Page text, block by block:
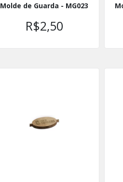
Molde de Guarda - MG023
R$2,50